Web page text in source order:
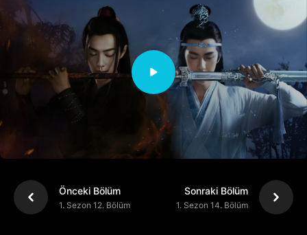
Önceki Bölüm
1. Sezon 12. Bölüm
Sonraki Bölüm
1. Sezon 14. Bölüm